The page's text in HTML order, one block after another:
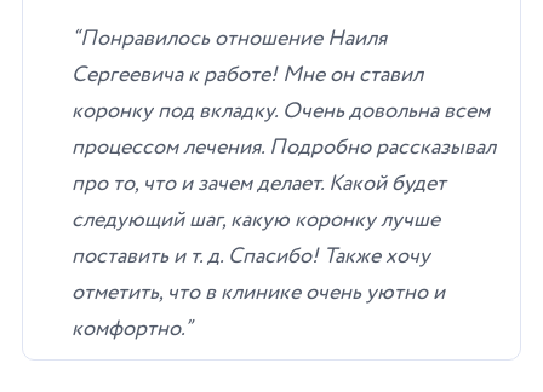
“Понравилось отношение Наиля
Сергеевича к работе! Мне он ставил
коронку под вкладку. Очень довольна всем
процессом лечения. Подробно рассказывал
про то, что и зачем делает. Какой будет
следующий шаг, какую коронку лучше
поставить и т. д. Спасибо! Также хочу
отметить, что в клинике очень уютно и
комфортно.”